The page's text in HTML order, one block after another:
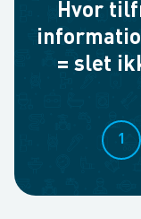
Hvor
= slet
1